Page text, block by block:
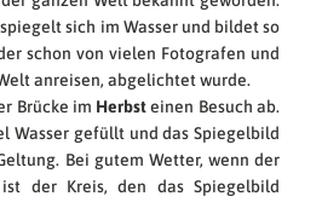
sich im Wasser und bildet so
schon von vielen Fotografen und
anreisen, abgelichtet wurde.
Brücke im Herbsteinen Besuch ab.
Wasser gefüllt und das Spiegelbild
Bei gutem Wetter, wenn der
der Kreis, den das Spiegelbild